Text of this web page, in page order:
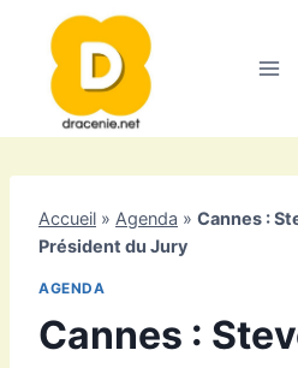
contenu
Accueil » Agenda » Cannes :
Président du Jury
AGENDA
Cannes :